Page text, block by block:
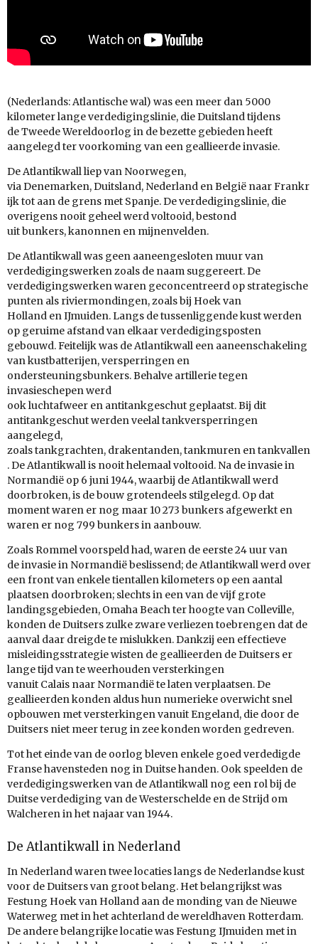
(Nederlands: Atlantische wal) was een meer dan 5000
kilometer lange verdedigingslinie, die Duitsland tijdens
de Tweede Wereldoorlog in de bezette gebieden heeft
aangelegd ter voorkoming van een geallieerde invasie.
De Atlantikwall liep van Noorwegen,
via Denemarken, Duitsland, Nederland en België naar Frankr
ijk tot aan de grens met Spanje. De verdedigingslinie, die
overigens nooit geheel werd voltooid, bestond
uit bunkers, kanonnen en mijnenvelden.
De Atlantikwall was geen aaneengesloten muur van
verdedigingswerken zoals de naam suggereert. De
verdedigingswerken waren geconcentreerd op strategische
punten als riviermondingen, zoals bij Hoek van
Holland en IJmuiden. Langs de tussenliggende kust werden
op geruime afstand van elkaar verdedigingsposten
gebouwd. Feitelijk was de Atlantikwall een aaneenschakeling
van kustbatterijen, versperringen en
ondersteuningsbunkers. Behalve artillerie tegen
invasieschepen werd
ook luchtafweer en antitankgeschut geplaatst. Bij dit
antitankgeschut werden veelal tankversperringen
aangelegd,
zoals tankgrachten, drakentanden, tankmuren en tankvallen
. De Atlantikwall is nooit helemaal voltooid. Na de invasie in
Normandië op 6 juni 1944, waarbij de Atlantikwall werd
doorbroken, is de bouw grotendeels stilgelegd. Op dat
moment waren er nog maar 10 273 bunkers afgewerkt en
waren er nog 799 bunkers in aanbouw.
Zoals Rommel voorspeld had, waren de eerste 24 uur van
de invasie in Normandië beslissend; de Atlantikwall werd over
een front van enkele tientallen kilometers op een aantal
plaatsen doorbroken; slechts in een van de vijf grote
landingsgebieden, Omaha Beach ter hoogte van Colleville,
konden de Duitsers zulke zware verliezen toebrengen dat de
aanval daar dreigde te mislukken. Dankzij een effectieve
misleidingsstrategie wisten de geallieerden de Duitsers er
lange tijd van te weerhouden versterkingen
vanuit Calais naar Normandië te laten verplaatsen. De
geallieerden konden aldus hun numerieke overwicht snel
opbouwen met versterkingen vanuit Engeland, die door de
Duitsers niet meer terug in zee konden worden gedreven.
Tot het einde van de oorlog bleven enkele goed verdedigde
Franse havensteden nog in Duitse handen. Ook speelden de
verdedigingswerken van de Atlantikwall nog een rol bij de
Duitse verdediging van de Westerschelde en de Strijd om
Walcheren in het najaar van 1944.
De Atlantikwall in Nederland
In Nederland waren twee locaties langs de Nederlandse kust
voor de Duitsers van groot belang. Het belangrijkst was
Festung Hoek van Holland aan de monding van de Nieuwe
Waterweg met in het achterland de wereldhaven Rotterdam.
De andere belangrijke locatie was Festung IJmuiden met in